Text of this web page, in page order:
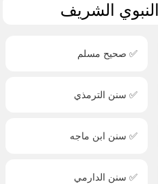
الشريف
✅ صحيح مسلم
✅ سنن الترمذي
✅ سنن ابن ماجه
✅ سنن الدارمي